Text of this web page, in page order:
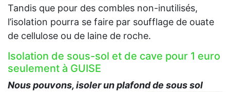
Tandis que pour des combles non-inutilisés,
l’isolation pourra se faire par soufflage de ouate
de cellulose ou de laine de roche.
Isolation de sous-sol et de cave pour 1 euro
seulement à GUISE
Nous pouvons, isoler un plafond de sous sol